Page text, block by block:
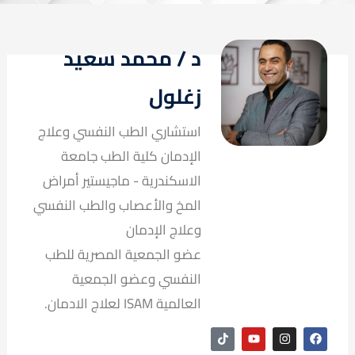
د / محمد سعيد
زغلول
استشاري الطب النفسي وعلاج
الإدمان كلية الطب جامعة
الاسكندرية - ماجيستير أمراض
المخ والأعصاب والطب النفسي
وعلاج الإدمان
عضو الجمعية المصرية للطب
النفسي وعضو الجمعية
العالمية ISAM لعلاج الادمان.
T
i
Y
o
I
n
F
a